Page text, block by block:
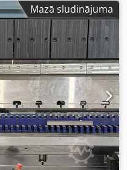
Dziļums 2100 mm
pieejama
Mazā sludinājuma